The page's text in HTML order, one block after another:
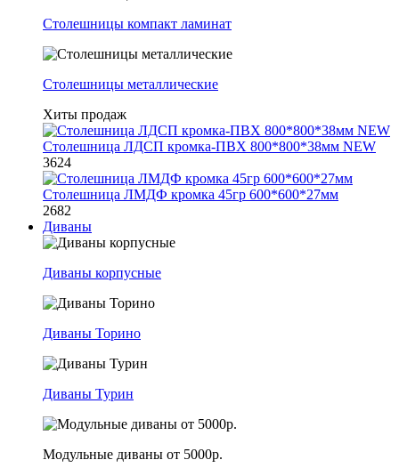
Столешницы компакт ламинат
Столешницы металлические
Хиты продаж
Столешница ЛДСП кромка-ПВХ 800*800*38мм NEW
3624
Столешница ЛМДФ кромка 45гр 600*600*27мм
2682
Диваны
Диваны корпусные
Диваны Торино
Диваны Турин
Модульные диваны от 5000р.